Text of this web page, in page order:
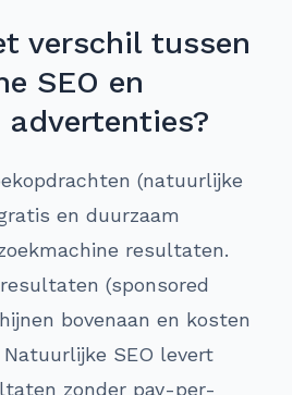
verschil tussen
SEO en
(natuurlijke
en duurzaam
resultaten.
(sponsored
bovenaan en kosten
Natuurlijke SEO levert
zonder pay-per-